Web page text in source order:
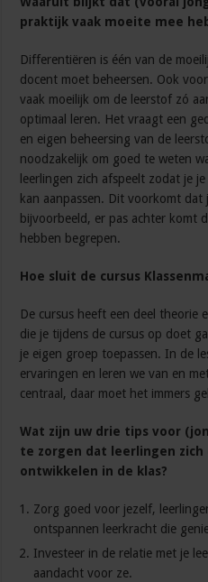
praktijk vaak moeite mee
Differentiëren is één van de
docent moet beheersen. Ook
vaak moeilijk om de leerstof zó
optimaal leren. Het vraagt een
en eigen beheersing van de
noodzakelijk om goed te weten
leerlingen zich afspeelt zodat je
kan aanpassen. Dit voorkomt
bijvoorbeeld, er pas achter komt
hebben begrepen.
Hoe sluit de cursus
De cursus heeft een deel theorie
die je tijdens de cursus op doet
je eigen groep toepassen. In de
ervaringen en leren we van en
centraal, daar moet het immers
Wat zijn uw drie tips voor
te zorgen dat leerlingen zich
ontwikkelen in de klas?
Zorg goed voor jezelf,
ontspannen leerkracht die
Investeer in de relatie met je
aandacht voor ze.